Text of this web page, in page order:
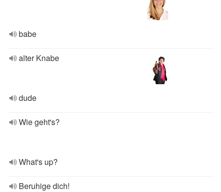
babe
alter Knabe
dude
Wie geht's?
What's up?
Beruhige dich!